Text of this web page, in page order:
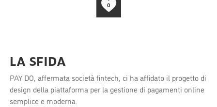
0
LA SFIDA
PAY DO, affermata società fintech, ci ha affidato il progetto di
design della piattaforma per la gestione di pagamenti online
semplice e moderna.